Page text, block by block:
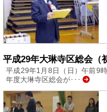
平成29年大琳寺区総会（
平成29年1月8日（日）午前9
年度大琳寺区総会が･･･